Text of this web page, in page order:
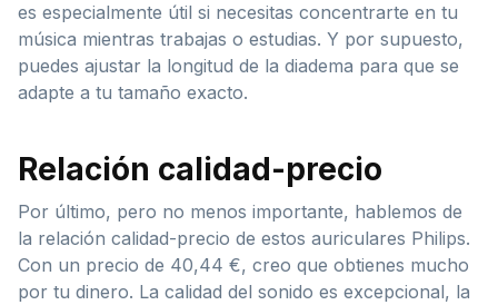
es especialmente útil si necesitas concentrarte en tu
música mientras trabajas o estudias. Y por supuesto,
puedes ajustar la longitud de la diadema para que se
adapte a tu tamaño exacto.
Relación calidad-precio
Por último, pero no menos importante, hablemos de
la relación calidad-precio de estos auriculares Philips.
Con un precio de 40,44 €, creo que obtienes mucho
por tu dinero. La calidad del sonido es excepcional, la